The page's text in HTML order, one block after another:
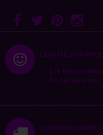
QUALITÉ
Les bijoux
En cas de
LIVRAISON